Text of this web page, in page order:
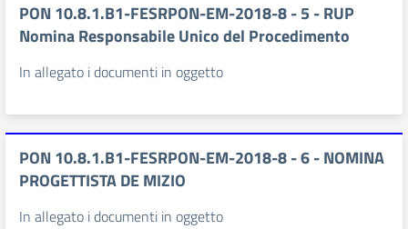
PON 10.8.1.B1-FESRPON-EM-2018-8 - 5 - RUP
Nomina Responsabile Unico del Procedimento
In allegato i documenti in oggetto
PON 10.8.1.B1-FESRPON-EM-2018-8 - 6 - NOMINA
PROGETTISTA DE MIZIO
In allegato i documenti in oggetto